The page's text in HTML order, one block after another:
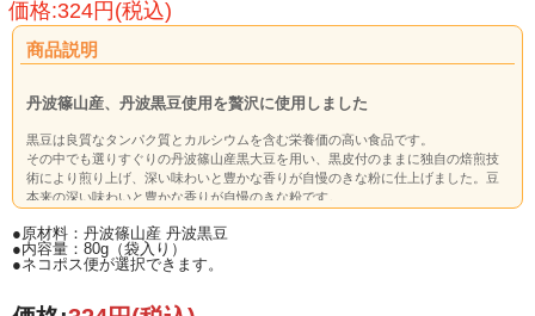
価格:324円(税込)
商品説明
丹波篠山産、丹波黒豆使用を贅沢に使用しました
黒豆は良質なタンパク質とカルシウムを含む栄養価の高い食品です。
その中でも選りすぐりの丹波篠山産黒大豆を用い、黒皮付のままに独自の焙煎技
術により煎り上げ、深い味わいと豊かな香りが自慢のきな粉に仕上げました。豆
本来の深い味わいと豊かな香りが自慢のきな粉です。
●原材料：丹波篠山産 丹波黒豆
●内容量：80g（袋入り）
●ネコポス便が選択できます。